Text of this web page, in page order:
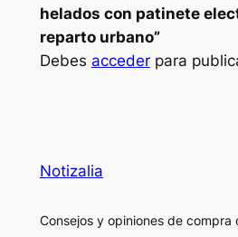
helados con patinete
reparto urbano”
Debes accederpara
Notizalia
Consejos y opiniones de compra